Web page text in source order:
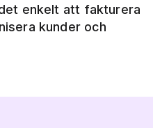
enkelt att fakturera
kunder och